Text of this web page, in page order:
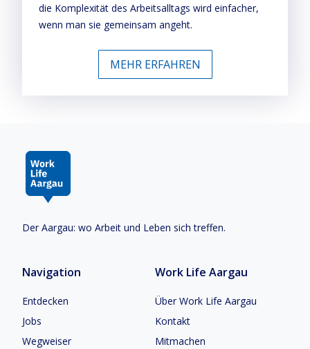
die Komplexität des Arbeitsalltags wird einfacher,
wenn man sie gemeinsam angeht.
MEHR ERFAHREN
Der Aargau: wo Arbeit und Leben sich treffen.
Navigation
Entdecken
Jobs
Wegweiser
Work Life Aargau
Über Work Life Aargau
Kontakt
Mitmachen